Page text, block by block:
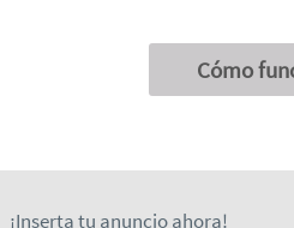
Cómo
¡Inserta tu anuncio ahora!